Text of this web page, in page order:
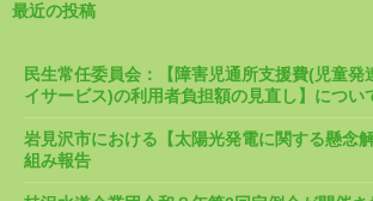
最近の投稿
民生常任委員会：【障害児通所支援費(児童発
イサービス)の利用者負担額の見直し】につい
岩見沢市における【太陽光発電に関する懸念
組み報告